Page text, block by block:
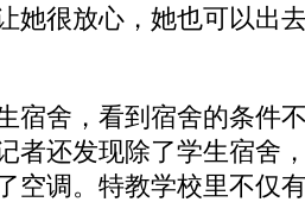
她很放心，她也可以出
舍，看到宿舍的条件
者还发现除了学生宿舍
空调。特教学校里不仅